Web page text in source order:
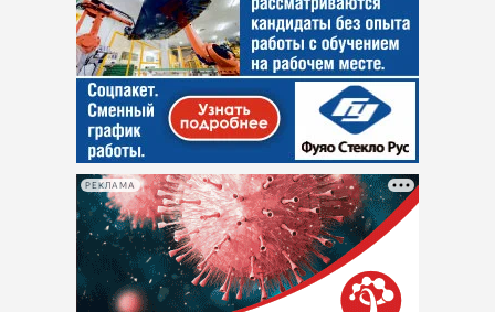
РЕКЛАМА